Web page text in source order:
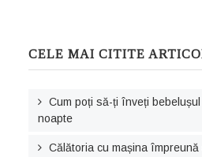
CELE MAI CITITE
Cum poți să-ți înveți
noapte
Călătoria cu mașina